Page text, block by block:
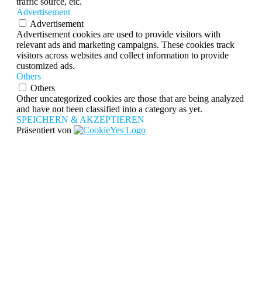
Advertisement
Advertisement
Advertisement cookies are used to provide visitors with
relevant ads and marketing campaigns. These cookies track
visitors across websites and collect information to provide
customized ads.
Others
Others
Other uncategorized cookies are those that are being analyzed
and have not been classified into a category as yet.
SPEICHERN & AKZEPTIEREN
Präsentiert von